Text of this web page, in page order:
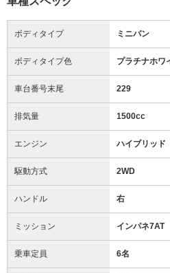
ボディタイプ ミニバン
ボディタイプ色 プラチナホワ
車台番号末尾 229
排気量 1500cc
エンジン ハイブリッド
駆動方式 2WD
ハンドル 右
ミッション インパネ7AT
乗車定員 6名